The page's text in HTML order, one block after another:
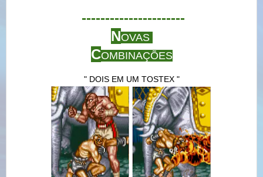
----------------------
NOVAS
COMBINAÇÕES
" DOIS EM UM TOSTEX "